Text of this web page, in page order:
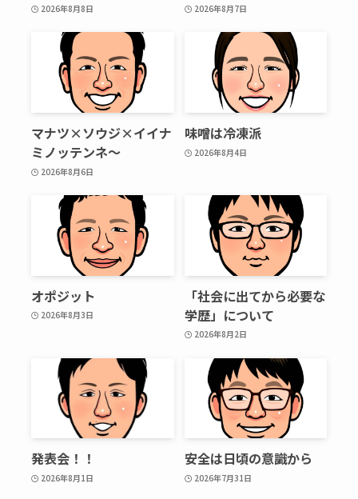
2026年8月8日 2026年8月7日
マナツ×ソウジ×イイナ
ミノッテンネ～
2026年8月6日
味噌は冷凍派
2026年8月4日
オポジット
2026年8月3日
「社会に出てから必要な
学歴」について
2026年8月2日
発表会！！
2026年8月1日
安全は日頃の意識から
2026年7月31日